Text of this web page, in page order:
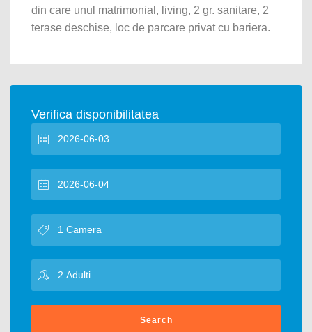
din care unul matrimonial, living, 2 gr. sanitare, 2
terase deschise, loc de parcare privat cu bariera.
Verifica disponibilitatea
Search